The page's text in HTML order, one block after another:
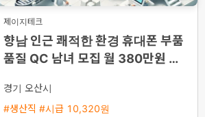
제이지테크
향남 인근 쾌적한 환경 휴대폰 부품
품질 QC 남녀 모집 월 380만원 이
경기 오산시
#생산직 #시급 10,320원